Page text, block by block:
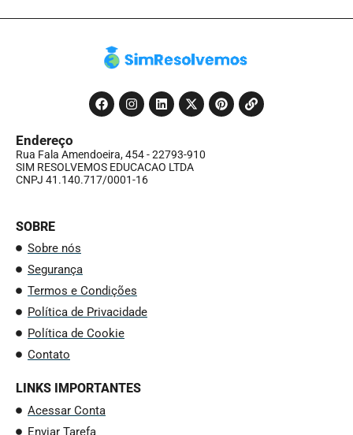
Endereço
Rua Fala Amendoeira, 454 - 22793-910
SIM RESOLVEMOS EDUCACAO LTDA
CNPJ 41.140.717/0001-16
SOBRE
Sobre nós
Segurança
Termos e Condições
Política de Privacidade
Política de Cookie
Contato
LINKS IMPORTANTES
Acessar Conta
Enviar Tarefa